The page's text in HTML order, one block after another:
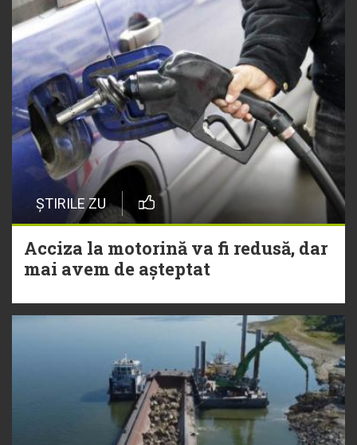
ȘTIRILE ZU
Acciza la motorină va fi redusă, dar
mai avem de așteptat